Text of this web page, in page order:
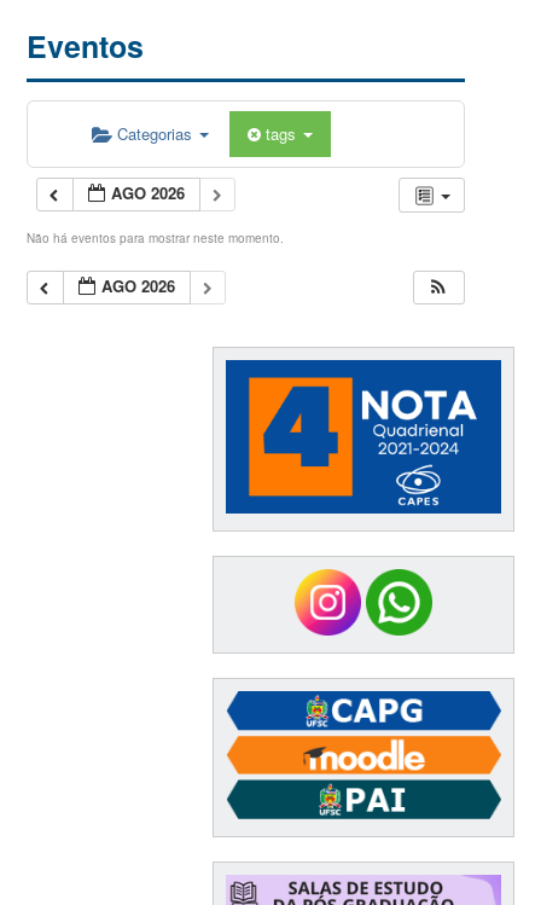
Eventos
Categorias tags
AGO 2026
Não há eventos para mostrar neste momento.
AGO 2026